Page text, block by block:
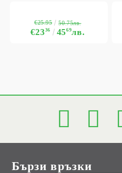
€2336 4569лв.
€25.95 50.75лв.
Бързи връзки